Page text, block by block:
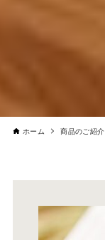
ホーム 商品のご紹介